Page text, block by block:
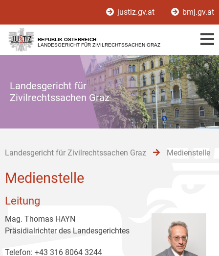
[1]
[2]
[3]
justiz.gv.at bmj.gv.at
REPUBLIK ÖSTERREICH
LANDESGERICHT FÜR ZIVILRECHTSSACHEN GRAZ
Landesgericht für
Zivilrechtssachen Graz
Landesgericht für Zivilrechtssachen Graz Medienstelle
Medienstelle
Leitung
Mag. Thomas HAYN
Präsidialrichter des Landesgerichtes
Telefon: +43 316 8064 3244